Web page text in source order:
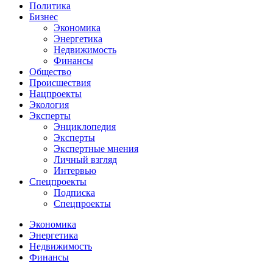
Политика
Бизнес
Экономика
Энергетика
Недвижимость
Финансы
Общество
Происшествия
Нацпроекты
Экология
Эксперты
Энциклопедия
Эксперты
Экспертные мнения
Личный взгляд
Интервью
Спецпроекты
Подписка
Спецпроекты
Экономика
Энергетика
Недвижимость
Финансы